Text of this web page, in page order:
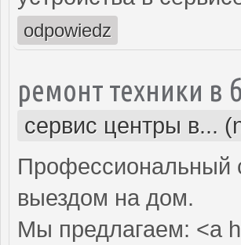
odpowiedz
ремонт техники в
сервис центры в...
Профессиональный
выездом на дом.
Мы предлагаем: <a